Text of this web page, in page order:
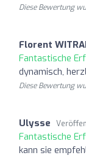
Diese Bewertung
Florent
Fantastische
dynamisch,
Diese Bewertung
Ulysse
Fantastische
kann sie